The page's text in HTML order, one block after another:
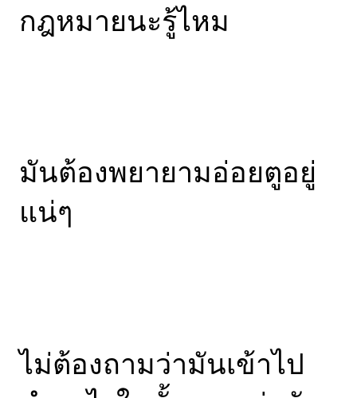
กฎหมายนะรู้ไหม
มันต้องพยายามอ่อยตูอยู่
แน่ๆ
ไม่ต้องถามว่ามันเข้าไป